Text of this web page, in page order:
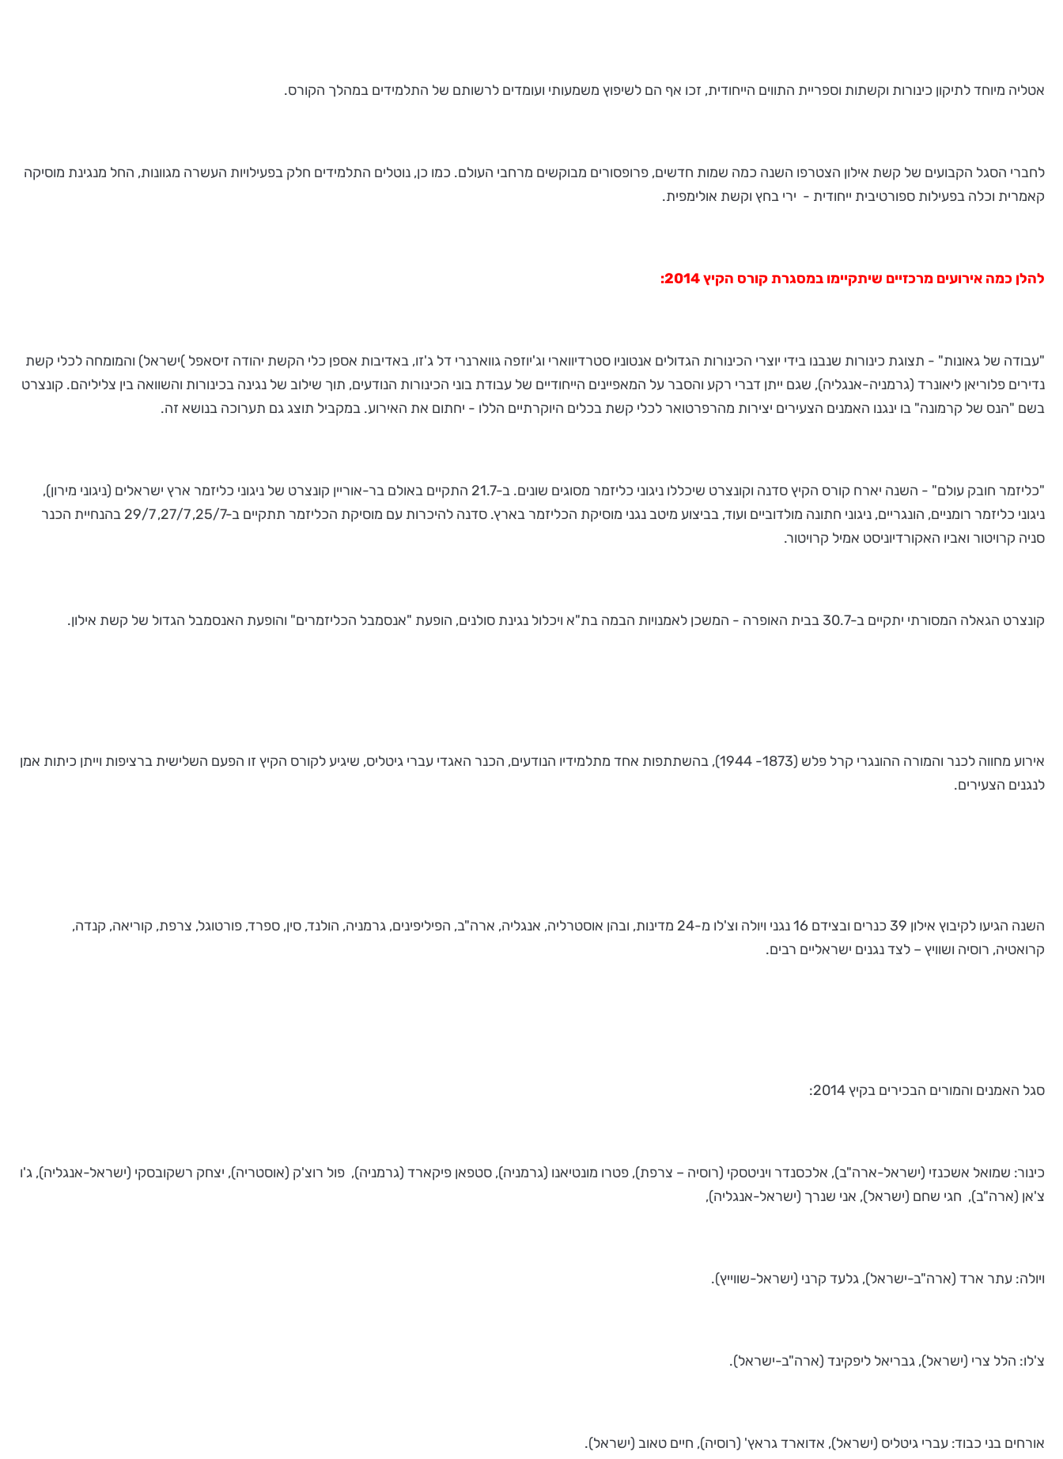
אטליה מיוחד לתיקון כינורות וקשתות וספריית התווים הייחודית, זכו אף הם לשיפוץ משמעותי ועומדים לרשותם של התלמידים במהלך הקורס.
לחברי הסגל הקבועים של קשת אילון הצטרפו השנה כמה שמות חדשים, פרופסורים מבוקשים מרחבי העולם. כמו כן, נוטלים התלמידים חלק בפעילויות העשרה מגוונות, החל מנגינת מוסיקה
קאמרית וכלה בפעילות ספורטיבית ייחודית - ירי בחץ וקשת אולימפית.
להלן כמה אירועים מרכזיים שיתקיימו במסגרת קורס הקיץ 2014:
"עבודה של גאונות" - תצוגת כינורות שנבנו בידי יוצרי הכינורות הגדולים אנטוניו סטרדיווארי וג'יוזפה גווארנרי דל ג'זו, באדיבות אספן כלי הקשת יהודה זיסאפל )ישראל) והמומחה לכלי קשת
נדירים פלוריאן ליאונרד (גרמניה-אנגליה), שגם ייתן דברי רקע והסבר על המאפיינים הייחודיים של עבודת בוני הכינורות הנודעים, תוך שילוב של נגינה בכינורות והשוואה בין צליליהם. קונצרט
בשם "הנס של קרמונה" בו ינגנו האמנים הצעירים יצירות מהרפרטואר לכלי קשת בכלים היוקרתיים הללו - יחתום את האירוע. במקביל תוצג גם תערוכה בנושא זה.
"כליזמר חובק עולם" - השנה יארח קורס הקיץ סדנה וקונצרט שיכללו ניגוני כליזמר מסוגים שונים. ב-21.7 התקיים באולם בר-אוריין קונצרט של ניגוני כליזמר ארץ ישראלים (ניגוני מירון),
ניגוני כליזמר רומניים, הונגריים, ניגוני חתונה מולדוביים ועוד, בביצוע מיטב נגני מוסיקת הכליזמר בארץ. סדנה להיכרות עם מוסיקת הכליזמר תתקיים ב-25/7, 27/7, 29/7 בהנחיית הכנר
סניה קרויטור ואביו האקורדיוניסט אמיל קרויטור.
קונצרט הגאלה המסורתי יתקיים ב-30.7 בבית האופרה - המשכן לאמנויות הבמה בת"א ויכלול נגינת סולנים, הופעת "אנסמבל הכליזמרים" והופעת האנסמבל הגדול של קשת אילון.
אירוע מחווה לכנר והמורה ההונגרי קרל פלש (1873- 1944), בהשתתפות אחד מתלמידיו הנודעים, הכנר האגדי עברי גיטליס, שיגיע לקורס הקיץ זו הפעם השלישית ברציפות וייתן כיתות אמן
לנגנים הצעירים.
השנה הגיעו לקיבוץ אילון 39 כנרים ובצידם 16 נגני ויולה וצ'לו מ-24 מדינות, ובהן אוסטרליה, אנגליה, ארה"ב, הפיליפינים, גרמניה, הולנד, סין, ספרד, פורטוגל, צרפת, קוריאה, קנדה,
קרואטיה, רוסיה ושוויץ – לצד נגנים ישראליים רבים.
סגל האמנים והמורים הבכירים בקיץ 2014:
כינור: שמואל אשכנזי (ישראל-ארה"ב), אלכסנדר ויניטסקי (רוסיה – צרפת), פטרו מונטיאנו (גרמניה), סטפאן פיקארד (גרמניה), פול רוצ'ק (אוסטריה), יצחק רשקובסקי (ישראל-אנגליה), ג'ו
צ'אן (ארה"ב), חגי שחם (ישראל), אני שנרך (ישראל-אנגליה),
ויולה: עתר ארד (ארה"ב-ישראל), גלעד קרני (ישראל-שווייץ).
צ'לו: הלל צרי (ישראל), גבריאל ליפקינד (ארה"ב-ישראל).
אורחים בני כבוד: עברי גיטליס (ישראל), אדוארד גראץ' (רוסיה), חיים טאוב (ישראל).